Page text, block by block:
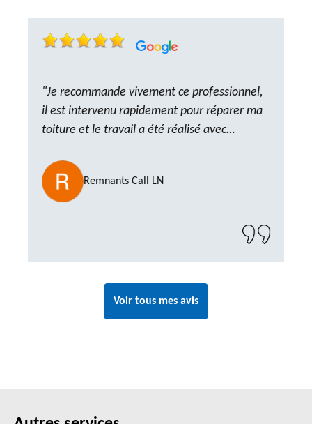
"Je recommande vivement ce professionnel,
il est intervenu rapidement pour réparer ma
toiture et le travail a été réalisé avec
ponctuel et à l’écoute, le résultat est
impeccable et le chantier a été laissé propre.
Un artisan de confiance que je n’hésiterai pas
Remnants Call LN
Voir tous mes avis